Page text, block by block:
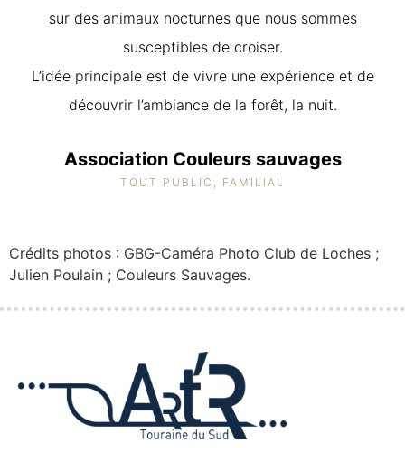
sur des animaux nocturnes que nous sommes
susceptibles de croiser.
L’idée principale est de vivre une expérience et de
découvrir l’ambiance de la forêt, la nuit.
Association Couleurs sauvages
TOUT PUBLIC, FAMILIAL
Crédits photos : GBG-Caméra Photo Club de Loches ;
Julien Poulain ; Couleurs Sauvages.